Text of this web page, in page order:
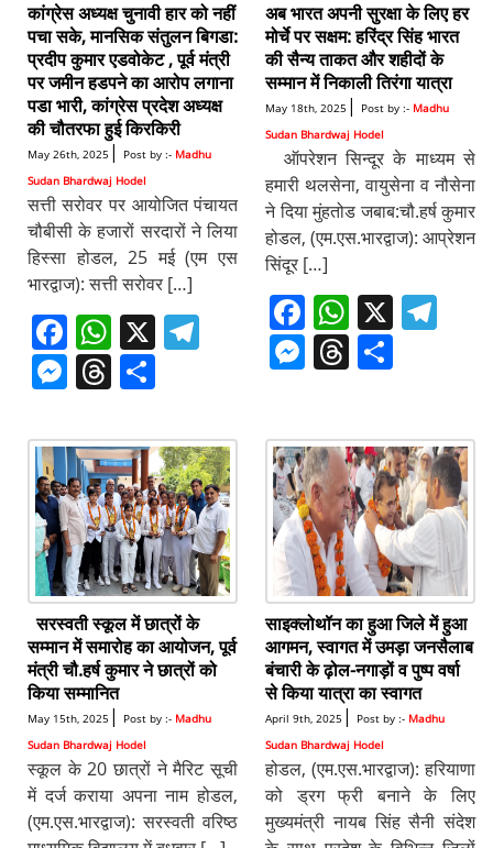
कांग्रेस अध्यक्ष चुनावी हार को नहीं
पचा सके, मानसिक संतुलन बिगडा:
प्रदीप कुमार एडवोकेट , पूर्व मंत्री
पर जमीन हडपने का आरोप लगाना
पडा भारी, कांग्रेस प्रदेश अध्यक्ष
की चौतरफा हुई किरकिरी
May 26th, 2025 | Post by :- Madhu
Sudan Bhardwaj Hodel
सत्ती सरोवर पर आयोजित पंचायत
चौबीसी के हजारों सरदारों ने लिया
हिस्सा होडल, 25 मई (एम एस
भारद्वाज): सत्ती सरोवर […]
F
a
c
e
b
o
o
k
W
h
at
s
A
p
p
X T
gr
a
m
M
ss
e
n
g
er
T
re
a
d
s
S
ar
e
अब भारत अपनी सुरक्षा के लिए हर
मोर्चे पर सक्षम: हरिंद्र सिंह भारत
की सैन्य ताकत और शहीदों के
सम्मान में निकाली तिरंगा यात्रा
May 18th, 2025 | Post by :- Madhu
Sudan Bhardwaj Hodel
ऑपरेशन सिन्दूर के माध्यम से
हमारी थलसेना, वायुसेना व नौसेना
ने दिया मुंहतोड जबाब:चौ.हर्ष कुमार
होडल, (एम.एस.भारद्वाज): आप्रेशन
सिंदूर […]
F
a
c
b
o
o
k
W
h
at
A
p
p
X
a
m
M
e
n
g
er
T
a
d
s
e
सरस्वती स्कूल में छात्रों के
सम्मान में समारोह का आयोजन, पूर्व
मंत्री चौ.हर्ष कुमार ने छात्रों को
किया सम्मानित
May 15th, 2025 | Post by :- Madhu
Sudan Bhardwaj Hodel
स्कूल के 20 छात्रों ने मैरिट सूची
में दर्ज कराया अपना नाम होडल,
(एम.एस.भारद्वाज): सरस्वती वरिष्ठ
साइक्लोथॉन का हुआ जिले में हुआ
आगमन, स्वागत में उमड़ा जनसैलाब
बंचारी के ढ़ोल-नगाड़ों व पुष्प वर्षा
से किया यात्रा का स्वागत
April 9th, 2025 | Post by :- Madhu
Sudan Bhardwaj Hodel
होडल, (एम.एस.भारद्वाज): हरियाणा
को ड्रग फ्री बनाने के लिए
मुख्यमंत्री नायब सिंह सैनी संदेश